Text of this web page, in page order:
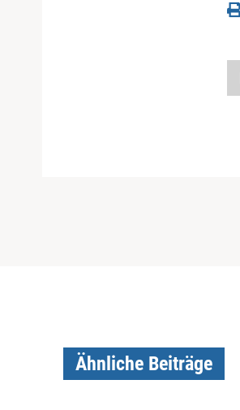
Ähnliche Beiträge